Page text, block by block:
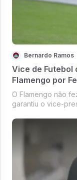
Bernardo Ramos
Vice de Futebol
Flamengo por
O Flamengo não
garantiu o vice-
trabalho.